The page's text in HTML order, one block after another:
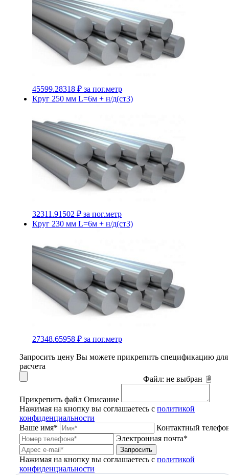
45599.28318 ₽ за пог.метр
Круг 250 мм L=6м + н/д(ст3)
32311.91502 ₽ за пог.метр
Круг 230 мм L=6м + н/д(ст3)
27348.65958 ₽ за пог.метр
Запросить цену Вы можете прикрепить спецификацию для
расчета
Файл: не выбран
Прикрепить файл Описание
Нажимая на кнопку вы соглашаетесь с политикой
конфиденциальности
Ваше имя*
Контактный
Электронная почта*
Запросить
Нажимая на кнопку вы соглашаетесь с политикой
конфиденциальности